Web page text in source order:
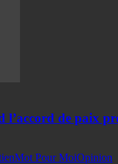
l’accord de paix
Mot Pour MoiOpinion